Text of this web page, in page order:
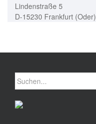
Lindenstraße 5
D-15230 Frankfurt (Oder)
Suchen
nach: